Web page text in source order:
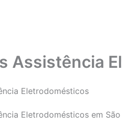
Assistência
Eletrodomésticos
Eletrodomésticos em